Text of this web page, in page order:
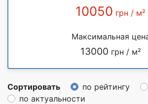
10050 грн / м²
Максимальная
13000 грн / м²
Сортировать по рейтингу
по актуальности